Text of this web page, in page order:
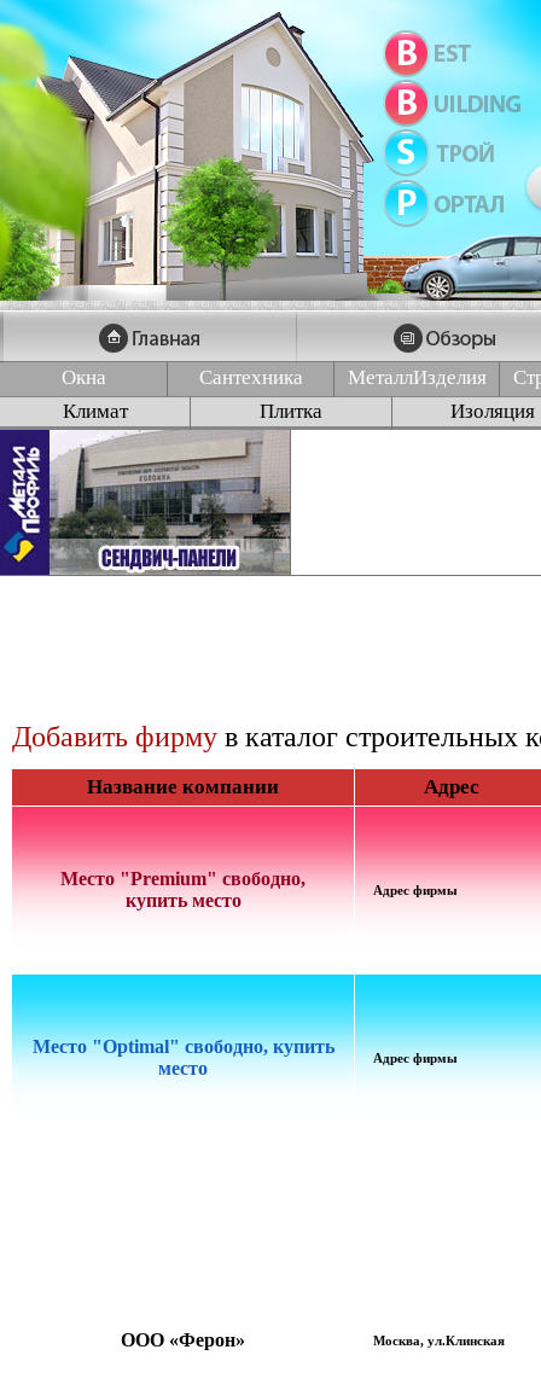
Окна Сантехника МеталлИзделия
Климат
Плитка Изоляция
Добавить фирму в каталог строительных
Название компании Адрес
Место "Premium" свободно,
купить место
Адрес фирмы
Место "Optimal" свободно, купить
место
Адрес фирмы
ООО «Ферон» Москва, ул.Клинская